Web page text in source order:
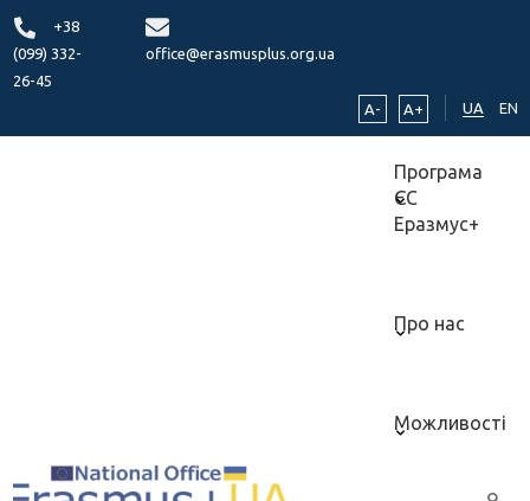
+38
(099) 332-
26-45
office@erasmusplus.org.ua
A- A+ UA EN
Програма
ЄС
Еразмус+
Про нас
Можливості